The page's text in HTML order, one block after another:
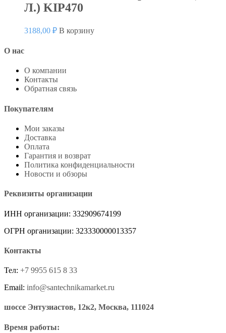
Л.) KIP470
3188,00 ₽ В корзину
О нас
О компании
Контакты
Обратная связь
Покупателям
Мои заказы
Доставка
Оплата
Гарантия и возврат
Политика конфиденциальности
Новости и обзоры
Реквизиты организации
ИНН организации: 332909674199
ОГРН организации: 323330000013357
Контакты
Тел: +7 9955 615 8 33
Email: info@santechnikamarket.ru
шоссе Энтузиастов, 12к2, Москва, 111024
Время работы: